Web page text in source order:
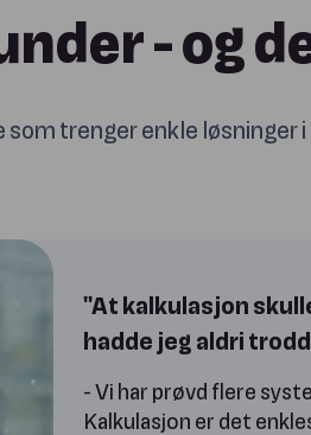
- og
trenger enkle løsninger
"At kalkulasjon
hadde jeg aldri
- Vi har prøvd flere
Kalkulasjon er det